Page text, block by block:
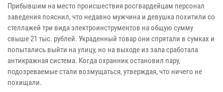
Прибывшим на место происшествия росгвардейцам персонал
заведения пояснил, что недавно мужчина и девушка похитили со
стеллажей три вида электроинструментов на общую сумму
свыше 21 тыс. рублей. Украденный товар они спрятали в сумках и
попытались выйти на улицу, но на выходе из зала сработала
антикражная система. Когда охранник остановил пару,
подозреваемые стали возмущаться, утверждая, что ничего не
похищали.